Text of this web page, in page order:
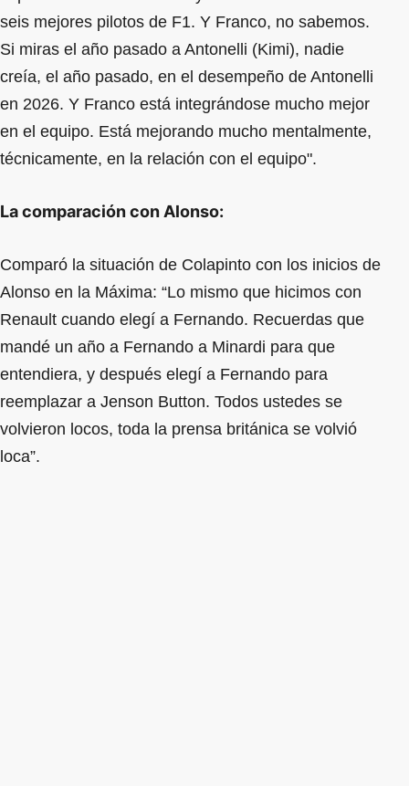
seis mejores pilotos de F1. Y Franco, no sabemos.
Si miras el año pasado a Antonelli (Kimi), nadie
creía, el año pasado, en el desempeño de Antonelli
en 2026. Y Franco está integrándose mucho mejor
en el equipo. Está mejorando mucho mentalmente,
técnicamente, en la relación con el equipo".
La comparación con Alonso:
Comparó la situación de Colapinto con los inicios de
Alonso en la Máxima: “Lo mismo que hicimos con
Renault cuando elegí a Fernando. Recuerdas que
mandé un año a Fernando a Minardi para que
entendiera, y después elegí a Fernando para
reemplazar a Jenson Button. Todos ustedes se
volvieron locos, toda la prensa británica se volvió
loca”.